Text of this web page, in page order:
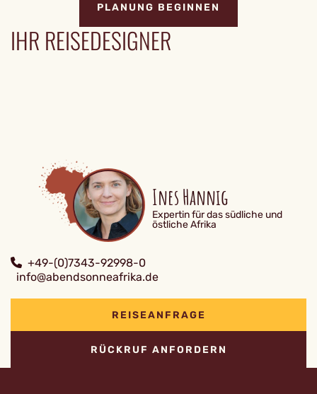
PLANUNG BEGINNEN
IHR REISEDESIGNER
Ines Hannig
Expertin für das südliche und
östliche Afrika
+49-(0)7343-92998-0
info@abendsonneafrika.de
REISEANFRAGE
RÜCKRUF ANFORDERN